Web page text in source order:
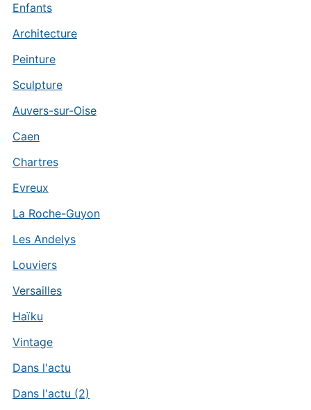
Enfants
Architecture
Peinture
Sculpture
Auvers-sur-Oise
Caen
Chartres
Evreux
La Roche-Guyon
Les Andelys
Louviers
Versailles
Haïku
Vintage
Dans l'actu
Dans l'actu (2)